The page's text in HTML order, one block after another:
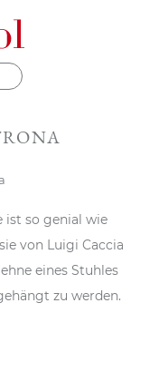
ist so genial wie
von Luigi Caccia
eines Stuhles
zu werden.